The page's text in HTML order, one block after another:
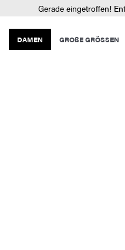
Gerade eingetroffen!
DAMEN GROßE GRÖSSEN